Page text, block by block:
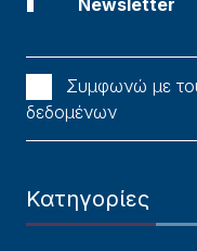
Συμφωνώ με
δεδομένων
Κατηγορίες